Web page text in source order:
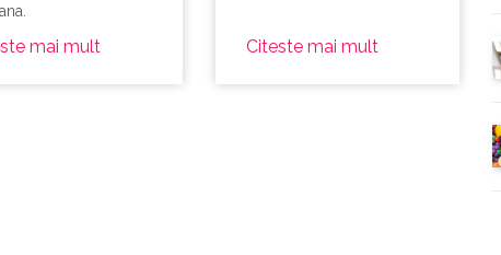
mai mult Citeste mai mult